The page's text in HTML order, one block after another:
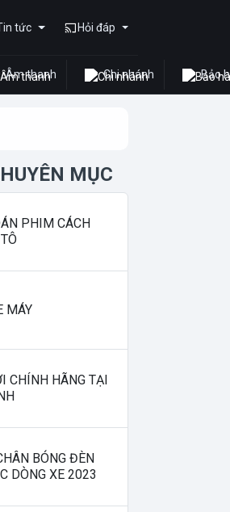
tức Hỏi đáp
Âm thanh Chi nhánh Bảo
MỤC
PHIM CÁCH
MÁY
CHÍNH HÃNG TẠI
BÓNG ĐÈN
DÒNG XE 2023